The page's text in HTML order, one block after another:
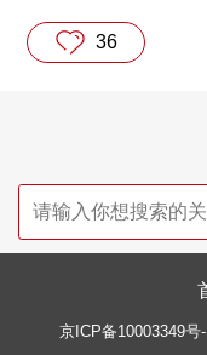
36
京ICP备10003349号